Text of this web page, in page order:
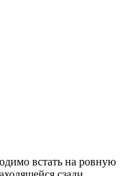
встать на ровную